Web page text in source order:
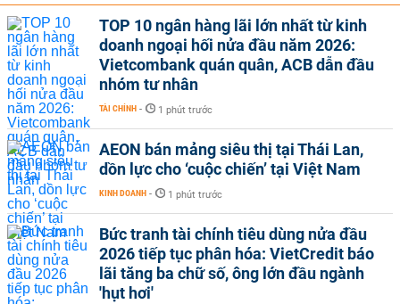
TOP 10 ngân hàng lãi lớn nhất từ kinh
doanh ngoại hối nửa đầu năm 2026:
Vietcombank quán quân, ACB dẫn đầu
nhóm tư nhân
TÀI CHÍNH - 1 phút trước
AEON bán mảng siêu thị tại Thái Lan,
dồn lực cho ‘cuộc chiến’ tại Việt Nam
KINH DOANH - 1 phút trước
Bức tranh tài chính tiêu dùng nửa đầu
2026 tiếp tục phân hóa: VietCredit báo
lãi tăng ba chữ số, ông lớn đầu ngành
'hụt hơi'